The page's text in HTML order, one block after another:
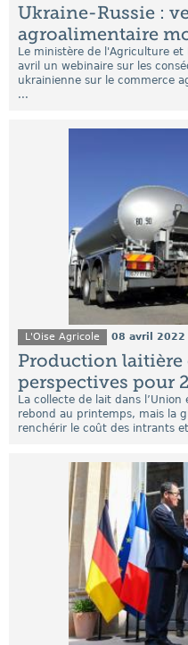
Ukraine-Russie :
agroalimentaire
Le ministère de l'Agriculture et
avril un webinaire sur les
ukrainienne sur le commerce
...
L'Oise Agricole 08 avril 2022
Production laitière
perspectives pour
La collecte de lait dans
rebond au printemps, mais la
renchérir le coût des intrants